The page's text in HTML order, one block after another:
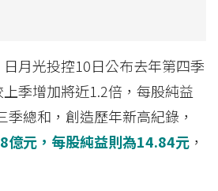
月光投控10日公布去年第四季
季增加將近1.2倍，每股純益
季總和，創造歷年新高紀錄，
億元，每股純益則為14.84元 ，